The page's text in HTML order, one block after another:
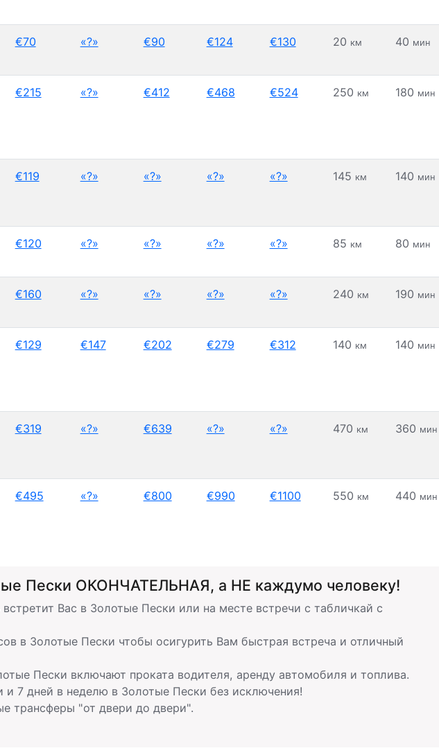
€70 «?» €90 €124 €130 20 км 40 мин
€215 «?» €412 €468 €524 250 км 180 мин
€119 «?» «?» «?» «?» 145 км 140 мин
€120 «?» «?» «?» «?» 85 км 80 мин
€160 «?» «?» «?» «?» 240 км 190 мин
€129 €147 €202 €279 €312 140 км 140 мин
€319 «?» €639 «?» «?» 470 км 360 мин
€495 «?» €800 €990 €1100 550 км 440 мин
Пески ОКОНЧАТЕЛЬНАЯ, а НЕ каждумо человеку!
Вас в Золотые Пески или на месте встречи с табличкай с
в Золотые Пески чтобы осигурить Вам быстрая встреча и отличный
Пески включают проката водителя, аренду автомобиля и топлива.
7 дней в неделю в Золотые Пески без исключения!
трансферы "от двери до двери".